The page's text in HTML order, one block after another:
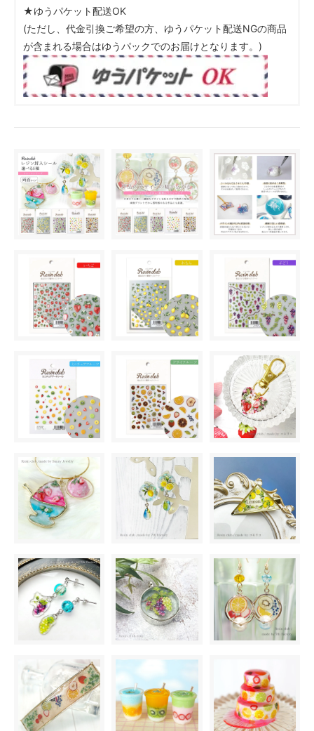
★ゆうパケット配送OK
(ただし、代金引換ご希望の方、ゆうパケット配送NGの商品
が含まれる場合はゆうパックでのお届けとなります。)